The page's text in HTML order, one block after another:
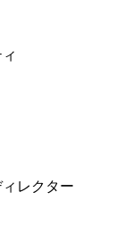
レクター